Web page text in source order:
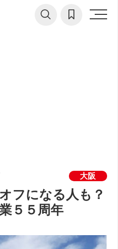
大阪
フになる人も？
５５周年